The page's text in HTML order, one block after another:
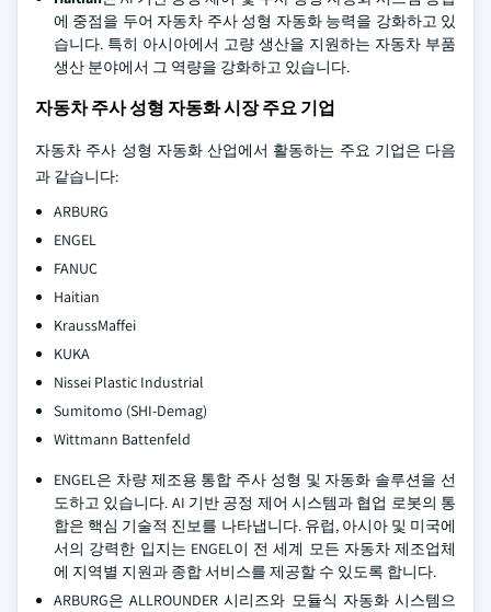
에 중점을 두어 자동차 주사 성형 자동화 능력을 강화하고 있
습니다. 특히 아시아에서 고량 생산을 지원하는 자동차 부품
생산 분야에서 그 역량을 강화하고 있습니다.
자동차 주사 성형 자동화 시장 주요 기업
자동차 주사 성형 자동화 산업에서 활동하는 주요 기업은 다음
과 같습니다:
ARBURG
ENGEL
FANUC
Haitian
KraussMaffei
KUKA
Nissei Plastic Industrial
Sumitomo (SHI-Demag)
Wittmann Battenfeld
ENGEL은 차량 제조용 통합 주사 성형 및 자동화 솔루션을 선
도하고 있습니다. AI 기반 공정 제어 시스템과 협업 로봇의 통
합은 핵심 기술적 진보를 나타냅니다. 유럽, 아시아 및 미국에
서의 강력한 입지는 ENGEL이 전 세계 모든 자동차 제조업체
에 지역별 지원과 종합 서비스를 제공할 수 있도록 합니다.
ARBURG은 ALLROUNDER 시리즈와 모듈식 자동화 시스템으